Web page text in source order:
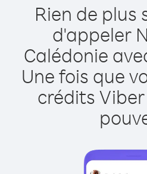
Rien de plus
d'appeler
Calédonie
Une fois que
crédits